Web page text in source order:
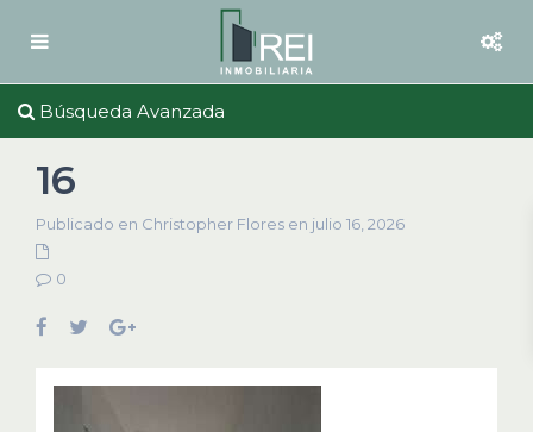
Búsqueda Avanzada
16
Publicado en Christopher Flores en julio 16, 2026
0